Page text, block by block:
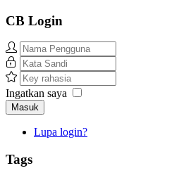
CB Login
Ingatkan saya
Masuk
Lupa login?
Tags